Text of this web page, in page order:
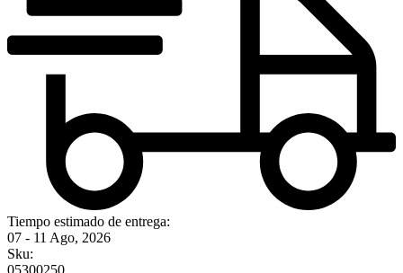
Tiempo estimado de entrega:
07 - 11 Ago, 2026
Sku:
05300250